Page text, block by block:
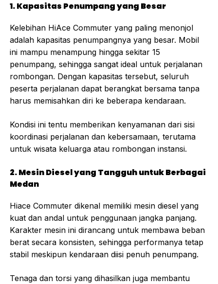
1. Kapasitas Penumpang yang Besar
Kelebihan HiAce Commuter yang paling menonjol
adalah kapasitas penumpangnya yang besar. Mobil
ini mampu menampung hingga sekitar 15
penumpang, sehingga sangat ideal untuk perjalanan
rombongan. Dengan kapasitas tersebut, seluruh
peserta perjalanan dapat berangkat bersama tanpa
harus memisahkan diri ke beberapa kendaraan.
Kondisi ini tentu memberikan kenyamanan dari sisi
koordinasi perjalanan dan kebersamaan, terutama
untuk wisata keluarga atau rombongan instansi.
2. Mesin Diesel yang Tangguh untuk Berbagai
Medan
Hiace Commuter dikenal memiliki mesin diesel yang
kuat dan andal untuk penggunaan jangka panjang.
Karakter mesin ini dirancang untuk membawa beban
berat secara konsisten, sehingga performanya tetap
stabil meskipun kendaraan diisi penuh penumpang.
Tenaga dan torsi yang dihasilkan juga membantu